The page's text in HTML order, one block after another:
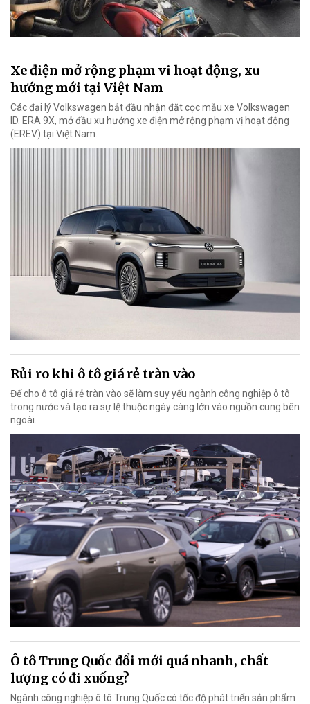
Xe điện mở rộng phạm vi hoạt động, xu
hướng mới tại Việt Nam
Các đại lý Volkswagen bắt đầu nhận đặt cọc mẫu xe Volkswagen
ID. ERA 9X, mở đầu xu hướng xe điện mở rộng phạm vị hoạt động
(EREV) tại Việt Nam.
Rủi ro khi ô tô giá rẻ tràn vào
Để cho ô tô giả rẻ tràn vào sẽ làm suy yếu ngành công nghiệp ô tô
trong nước và tạo ra sự lệ thuộc ngày càng lớn vào nguồn cung bên
ngoài.
Ô tô Trung Quốc đổi mới quá nhanh, chất
lượng có đi xuống?
Ngành công nghiệp ô tô Trung Quốc có tốc độ phát triển sản phẩm